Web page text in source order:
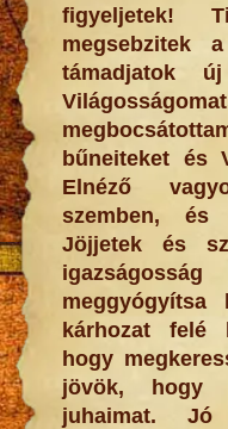
figyeljetek!
megsebzitek
támadjatok
bűneiteket és
Elnéző
szemben, és
Jöjjetek és
meggyógyítsa
kárhozat felé
hogy
jövök, hogy
juhaimat. Jó